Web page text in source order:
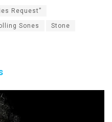
Request”
Sones Stone